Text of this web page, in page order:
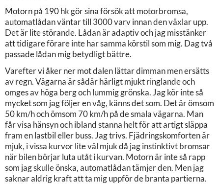
Motorn på 190 hk gör sina försök att motorbromsa,
automatlådan väntar till 3000 varv innan den växlar upp.
Det är lite störande. Lådan är adaptiv och jag misstänker
att tidigare förare inte har samma körstil som mig. Dag två
passade lådan mig betydligt bättre.
Varefter vi åker ner mot dalen lättar dimman men ersätts
av regn. Vägarna är sådär härligt mjukt ringlande och
omges av höga berg och lummig grönska. Jag kör inte så
mycket som jag följer en våg, känns det som. Det är ömsom
50 km/h och ömsom 70 km/h på de smala vägarna. Man
får visa hänsyn och ibland stanna helt för att artigt släppa
fram en lastbil eller buss. Jag trivs. Fjädringskomforten är
mjuk, i vissa kurvor lite väl mjuk då jag instinktivt bromsar
när bilen börjar luta utåt i kurvan. Motorn är inte så rapp
som jag skulle önska, automatlådan tämjer den. Men jag
saknar aldrig kraft att ta mig uppför de branta partierna.